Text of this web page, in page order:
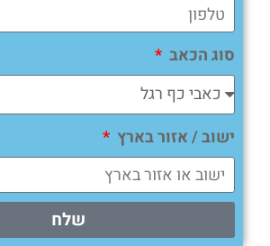
סוג הכאב
ישוב / אזור בארץ
שלח